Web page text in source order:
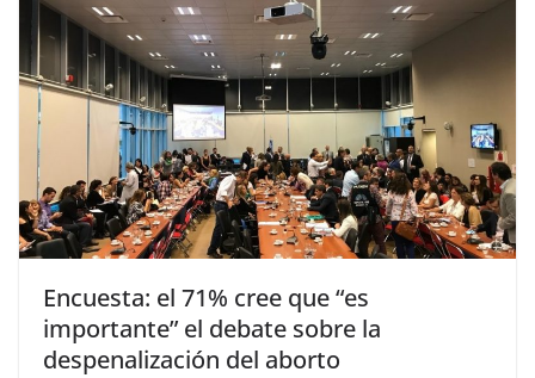
Encuesta: el 71% cree que “es
importante” el debate sobre la
despenalización del aborto